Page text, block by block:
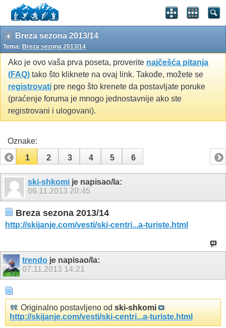
Breza sezona 2013/14
Tema: Breza sezona 2013/14
Ako je ovo vaša prva poseta, proverite najčešća pitanja
(FAQ) tako što kliknete na ovaj link. Takođe, možete se
registrovati pre nego što krenete da postavljate poruke
(praćenje foruma je mnogo jednostavnije ako ste
registrovani i ulogovani).
Oznake:
1
2 3 4 5 6
ski-shkomi je napisao/la:
06.11.2013 20:45
Breza sezona 2013/14
http://skijanje.com/vesti/ski-centri...a-turiste.html
trendo je napisao/la:
07.11.2013 14:21
Originalno postavljeno od ski-shkomi
http://skijanje.com/vesti/ski-centri...a-turiste.html